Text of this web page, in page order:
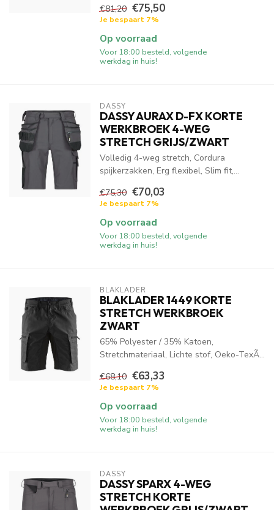
€81,20 €75,50
Je bespaart 7%
Op voorraad
Voor 18:00 besteld, volgende
werkdag in huis!
DASSY
DASSY AURAX D-FX KORTE
WERKBROEK 4-WEG
STRETCH GRIJS/ZWART
Volledig 4-weg stretch, Cordura
spijkerzakken, Erg flexibel, Slim fit,...
€75,30 €70,03
Je bespaart 7%
Op voorraad
Voor 18:00 besteld, volgende
werkdag in huis!
BLAKLADER
BLAKLADER 1449 KORTE
STRETCH WERKBROEK
ZWART
65% Polyester / 35% Katoen,
Stretchmateriaal, Lichte stof, Oeko-TexÃ...
€68,10 €63,33
Je bespaart 7%
Op voorraad
Voor 18:00 besteld, volgende
werkdag in huis!
DASSY
DASSY SPARX 4-WEG
STRETCH KORTE